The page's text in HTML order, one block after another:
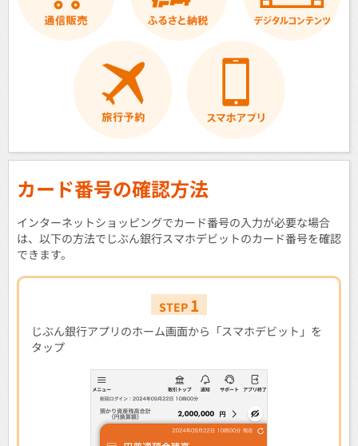
カード番号の確認方法
インターネットショッピングでカード番号の入力が必要な場合
は、以下の方法でじぶん銀行スマホデビットのカード番号を確認
できます。
STEP 1
じぶん銀行アプリのホーム画面から「スマホデビット」を
タップ